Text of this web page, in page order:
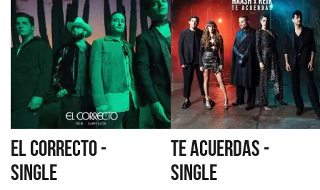
EL CORRECTO -
SINGLE
TE ACUERDAS -
SINGLE